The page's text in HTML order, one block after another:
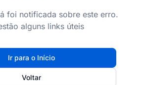
foi notificada sobre este erro.
alguns links úteis
Ir para o Início
Voltar